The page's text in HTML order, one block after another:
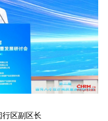
行区副区长